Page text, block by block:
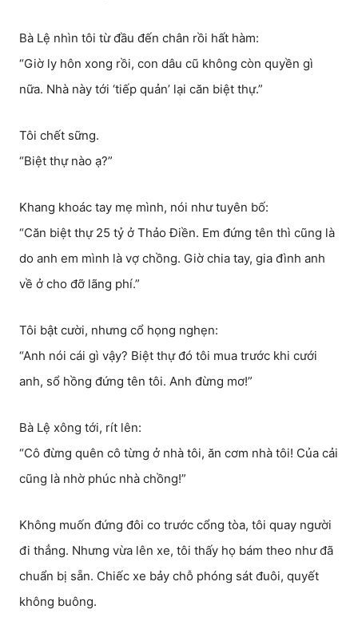
Bà Lệ nhìn tôi từ đầu đến chân rồi hất hàm:
“Giờ ly hôn xong rồi, con dâu cũ không còn quyền gì
nữa. Nhà này tới ‘tiếp quản’ lại căn biệt thự.”
Tôi chết sững.
“Biệt thự nào ạ?”
Khang khoác tay mẹ mình, nói như tuyên bố:
“Căn biệt thự 25 tỷ ở Thảo Điền. Em đứng tên thì cũng là
do anh em mình là vợ chồng. Giờ chia tay, gia đình anh
về ở cho đỡ lãng phí.”
Tôi bật cười, nhưng cổ họng nghẹn:
“Anh nói cái gì vậy? Biệt thự đó tôi mua trước khi cưới
anh, sổ hồng đứng tên tôi. Anh đừng mơ!”
Bà Lệ xông tới, rít lên:
“Cô đừng quên cô từng ở nhà tôi, ăn cơm nhà tôi! Của cải
cũng là nhờ phúc nhà chồng!”
Không muốn đứng đôi co trước cổng tòa, tôi quay người
đi thẳng. Nhưng vừa lên xe, tôi thấy họ bám theo như đã
chuẩn bị sẵn. Chiếc xe bảy chỗ phóng sát đuôi, quyết
không buông.